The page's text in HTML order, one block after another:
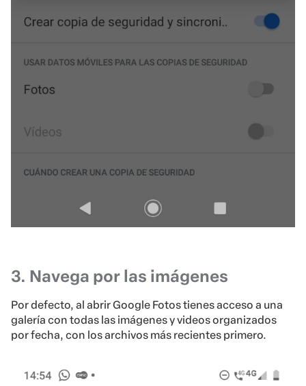
3. Navega por las imágenes
Por defecto, al abrir Google Fotos tienes acceso a una
galería con todas las imágenes y videos organizados
por fecha, con los archivos más recientes primero.